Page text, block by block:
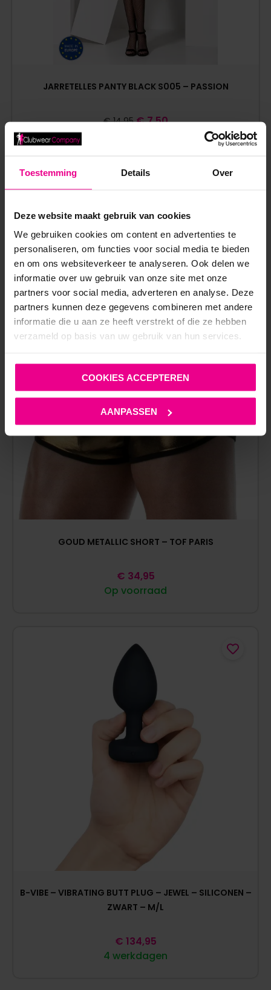
Toestemming Details Over
Deze website maakt gebruik van cookies
We gebruiken cookies om content en advertenties te
personaliseren, om functies voor social media te bieden
en om ons websiteverkeer te analyseren. Ook delen we
informatie over uw gebruik van onze site met onze
partners voor social media, adverteren en analyse. Deze
partners kunnen deze gegevens combineren met andere
informatie die u aan ze heeft verstrekt of die ze hebben
verzameld op basis van uw gebruik van hun services.
COOKIES ACCEPTEREN
AANPASSEN
JARRETELLES PANTY BLACK S005 – PASSION
€14,95 €7,50
ANDERE MENSEN BEKEKEN OOK:
GOUD METALLIC SHORT – TOF PARIS
Op voorraad
€ 34,95
B-VIBE – VIBRATING BUTT PLUG – JEWEL – SILICONEN –
ZWART – M/L
4 werkdagen
€ 134,95